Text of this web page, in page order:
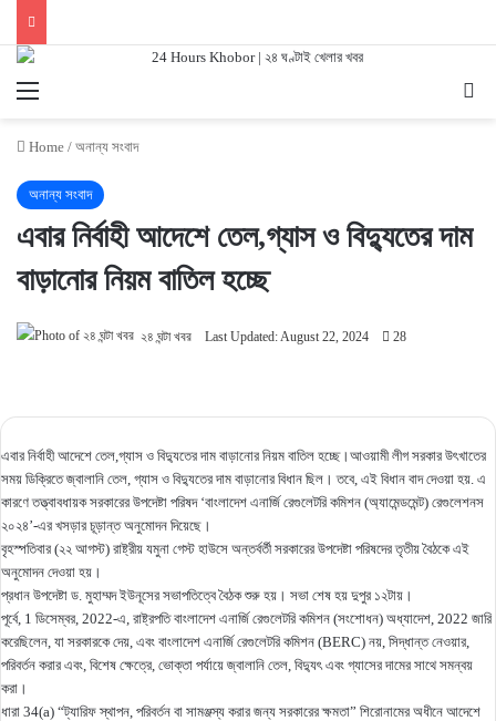
Menu
Home / অনান্য সংবাদ
অনান্য সংবাদ
এবার নির্বাহী আদেশে তেল,গ্যাস ও বিদ্যুতের দাম
বাড়ানোর নিয়ম বাতিল হচ্ছে
২৪ ঘন্টা খবর Last Updated: August 22, 2024 28
এবার নির্বাহী আদেশে তেল,গ্যাস ও বিদ্যুতের দাম বাড়ানোর নিয়ম বাতিল হচ্ছে।আওয়ামী লীগ সরকার উৎখাতের
সময় ডিক্রিতে জ্বালানি তেল, গ্যাস ও বিদ্যুতের দাম বাড়ানোর বিধান ছিল। তবে, এই বিধান বাদ দেওয়া হয়. এ
কারণে তত্ত্বাবধায়ক সরকারের উপদেষ্টা পরিষদ ‘বাংলাদেশ এনার্জি রেগুলেটরি কমিশন (অ্যামেন্ডমেন্ট) রেগুলেশনস
২০২৪’-এর খসড়ার চূড়ান্ত অনুমোদন দিয়েছে।
বৃহস্পতিবার (২২ আগস্ট) রাষ্ট্রীয় যমুনা গেস্ট হাউসে অন্তর্বর্তী সরকারের উপদেষ্টা পরিষদের তৃতীয় বৈঠকে এই
অনুমোদন দেওয়া হয়।
প্রধান উপদেষ্টা ড. মুহাম্মদ ইউনূসের সভাপতিত্বে বৈঠক শুরু হয়। সভা শেষ হয় দুপুর ১২টায়।
পূর্বে, 1 ডিসেম্বর, 2022-এ, রাষ্ট্রপতি বাংলাদেশ এনার্জি রেগুলেটরি কমিশন (সংশোধন) অধ্যাদেশ, 2022 জারি
করেছিলেন, যা সরকারকে দেয়, এবং বাংলাদেশ এনার্জি রেগুলেটরি কমিশন (BERC) নয়, সিদ্ধান্ত নেওয়ার,
পরিবর্তন করার এবং, বিশেষ ক্ষেত্রে, ভোক্তা পর্যায়ে জ্বালানি তেল, বিদ্যুৎ এবং গ্যাসের দামের সাথে সমন্বয়
করা।
ধারা 34(a) “ট্যারিফ স্থাপন, পরিবর্তন বা সামঞ্জস্য করার জন্য সরকারের ক্ষমতা” শিরোনামের অধীনে আদেশে